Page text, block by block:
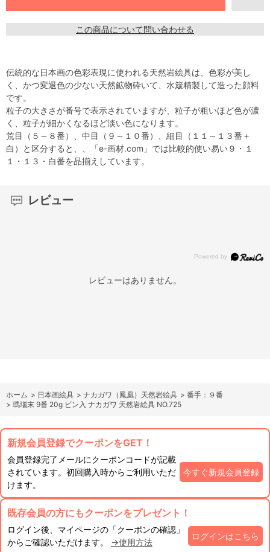
この商品について問い合わせる
伝統的な日本画の色彩表現に使われる天然岩絵具は、色彩が美し
く、かつ変退色の少ない天然鉱物砕いて、水簸精製して造った顔料
です。
粒子の大きさが番号で表示されていますが、粒子が粗いほど色が濃
く、粒子が細かくなるほど淡い色になります。
荒目（５～８番）、中目（９～１０番）、細目（１１～１３番＋
白）と区分すると、、「e-画材.com」では比較的使い易い９・１
１・１３・白番を品揃えしています。
レビュー
レビューはありません。
ホーム > 日本画絵具 > ナカガワ（鳳凰）天然岩絵具 > 番手：９番
> 瑪瑙末 9番 20g ビン入 ナカガワ 天然岩絵具 NO.725
新規会員登録でクーポンをGET！
会員登録完了メールにクーポンコードが記載
されています。初回購入時からご利用いただ
けます。
今すぐ新規会員登録
既存会員の方にもクーポンをプレゼント！
ログイン後、マイページの「クーポンの確認」
からご確認いただけます。 →使用方法
ログインはこちら